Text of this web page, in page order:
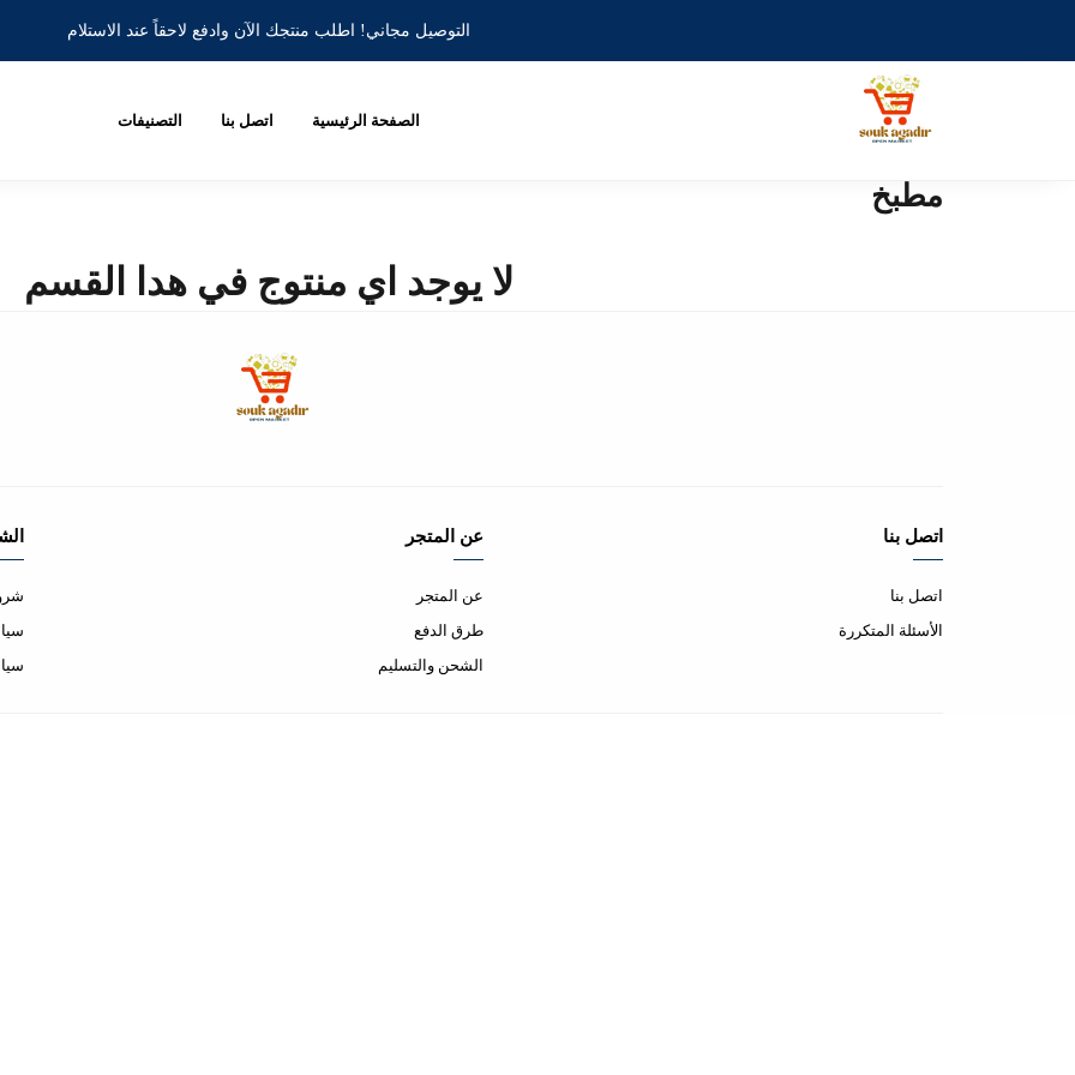
التوصيل مجاني! اطلب منتجك الآن وادفع لاحقاً عند الاستلام
الصفحة الرئيسية اتصل بنا التصنيفات
مطبخ
لا يوجد اي منتوج في هدا القسم
اتصل بنا
اتصل بنا
الأسئلة المتكررة
عن المتجر
عن المتجر
طرق الدفع
الشحن والتسليم